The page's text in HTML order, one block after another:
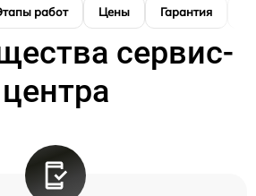
работ Цены Гарантия
сервис-
центра